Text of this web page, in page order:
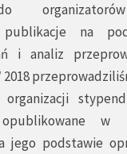
publikacje na
i analiz
2018
w
jego podstawie